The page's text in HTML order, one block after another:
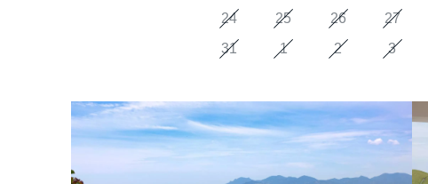
24
25 26 27
31
1 2 3